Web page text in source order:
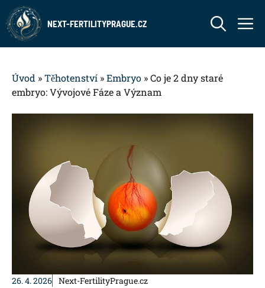
Přeskočit
na
obsah
NEXT-FERTILITYPRAGUE.CZ
Úvod »Těhotenství »Embryo »Co je 2 dny staré
embryo: Vývojové Fáze a Význam
26. 4. 2026 Next-FertilityPrague.cz